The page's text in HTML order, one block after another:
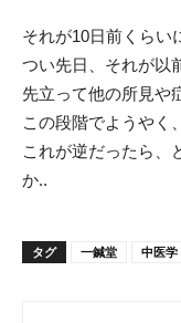
それが10日前くらい
つい先日、それが以
先立って他の所見や
この段階でようやく
これが逆だったら、
か..
タグ 一鍼堂 中医学